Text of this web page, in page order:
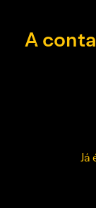
A
Já